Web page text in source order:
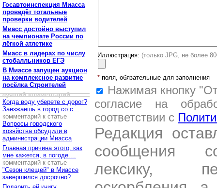
Госавтоинспекция Миасса
проведёт тотальные
проверки водителей
Миасс достойно выступил
на чемпионате России по
лёгкой атлетике
Миасс в лидерах по числу
стобалльников ЕГЭ
В Миассе запущен аукцион
на комплексное развитие
посёлка Строителей
лучший комментарий
Когда воду уберете с дорог?
Заезжаешь в город со с...
комментарий к статье
Вопросы городского
хозяйства обсудили в
администрации Миасса
Главная причина этого, как
мне кажется, в погоде....
комментарий к статье
"Сезон клещей" в Миассе
завершился досрочно?
Иллюстрация: (только JPG, не более
* поля, обязательные для заполнения
Нажимая кнопку
согласие на
соответствии с
Редакция
сообщения
лексику,